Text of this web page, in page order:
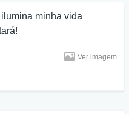
minha vida
Ver imagem